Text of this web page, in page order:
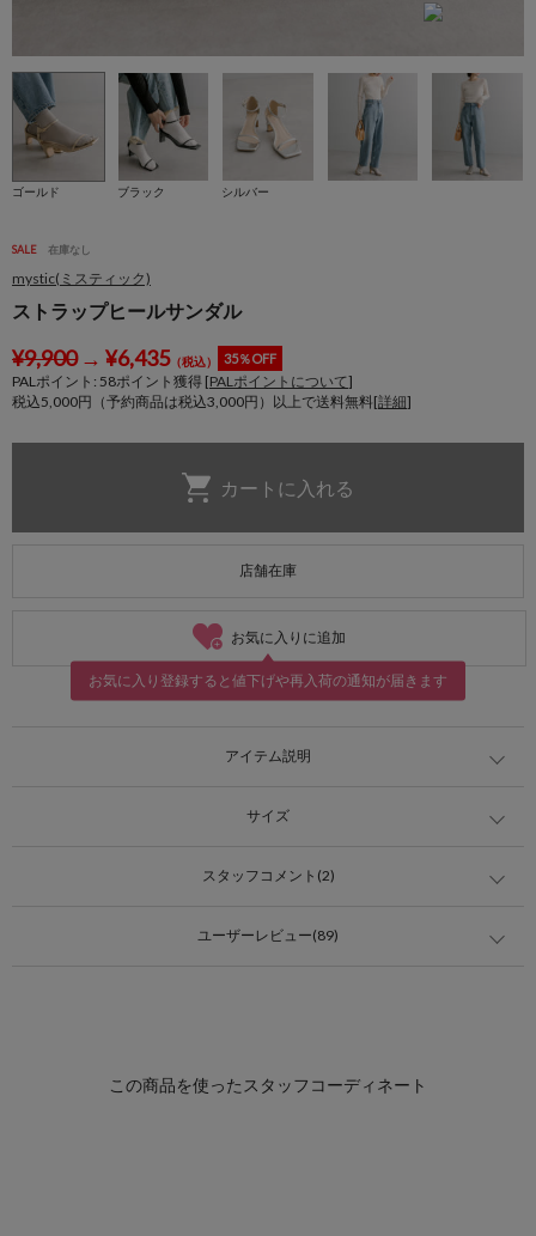
ゴールド ブラック シルバー
SALE 在庫なし
mystic(ミスティック)
ストラップヒールサンダル
¥9,900→ ¥6,435（税込） 35％OFF
PALポイント: 58ポイント獲得 [PALポイントについて]
税込5,000円（予約商品は税込3,000円）以上で送料無料[詳細]
店舗在庫
お気に入りに追加
お気に入り登録すると値下げや再入荷の通知が届きます
アイテム説明
サイズ
スタッフコメント(2)
ユーザーレビュー(89)